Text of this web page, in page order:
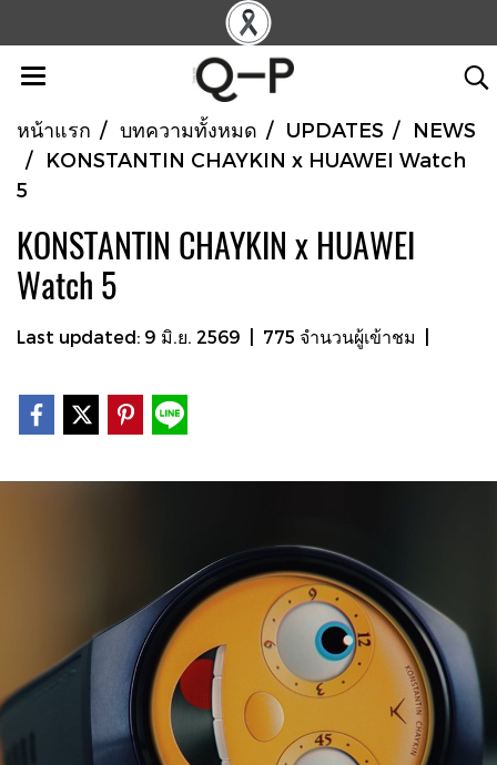
หน้าแรก บทความทั้งหมด UPDATES
NEWS
KONSTANTIN CHAYKIN x HUAWEI Watch
5
KONSTANTIN CHAYKIN x HUAWEI
Watch 5
Last updated: 9 มิ.ย. 2569 775 จำนวนผู้เข้าชม